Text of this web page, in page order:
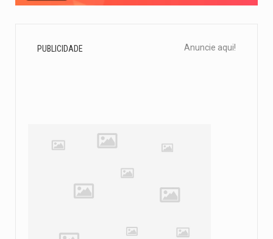
PUBLICIDADE Anuncie aqui!